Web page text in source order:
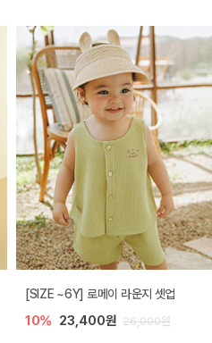
[SIZE ~6Y] 로메이 라운지 셋업
10% 23,400원 26,000원